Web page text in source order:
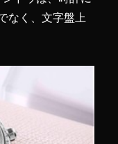
なく、文字盤上